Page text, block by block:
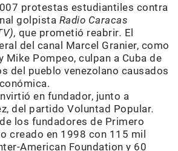
protestas estudiantiles contra
golpista Radio Caracas
que prometió reabrir. El
del canal Marcel Granier, como
Mike Pompeo, culpan a Cuba de
del pueblo venezolano causados
en fundador, junto a
del partido Voluntad Popular.
los fundadores de Primero
creado en 1998 con 115 mil
American Foundation y 60